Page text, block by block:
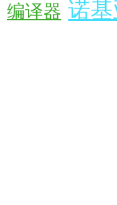
编译器 诺